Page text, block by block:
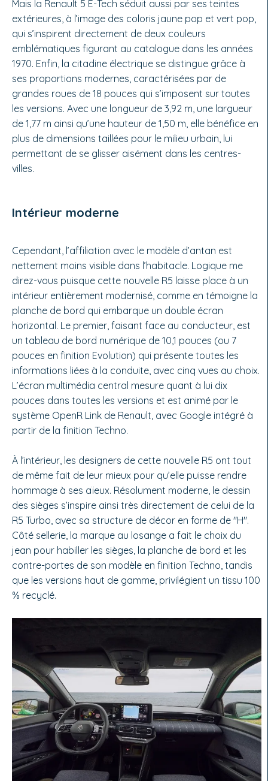
Mais la Renault 5 E-Tech séduit aussi par ses teintes
extérieures, à l’image des coloris jaune pop et vert pop,
qui s’inspirent directement de deux couleurs
emblématiques figurant au catalogue dans les années
1970. Enfin, la citadine électrique se distingue grâce à
ses proportions modernes, caractérisées par de
grandes roues de 18 pouces qui s’imposent sur toutes
les versions. Avec une longueur de 3,92 m, une largueur
de 1,77 m ainsi qu’une hauteur de 1,50 m, elle bénéfice en
plus de dimensions taillées pour le milieu urbain, lui
permettant de se glisser aisément dans les centres-
villes.
Intérieur moderne
Cependant, l’affiliation avec le modèle d’antan est
nettement moins visible dans l’habitacle. Logique me
direz-vous puisque cette nouvelle R5 laisse place à un
intérieur entièrement modernisé, comme en témoigne la
planche de bord qui embarque un double écran
horizontal. Le premier, faisant face au conducteur, est
un tableau de bord numérique de 10,1 pouces (ou 7
pouces en finition Evolution) qui présente toutes les
informations liées à la conduite, avec cinq vues au choix.
L’écran multimédia central mesure quant à lui dix
pouces dans toutes les versions et est animé par le
système OpenR Link de Renault, avec Google intégré à
partir de la finition Techno.
À l’intérieur, les designers de cette nouvelle R5 ont tout
de même fait de leur mieux pour qu’elle puisse rendre
hommage à ses aïeux. Résolument moderne, le dessin
des sièges s’inspire ainsi très directement de celui de la
R5 Turbo, avec sa structure de décor en forme de "H".
Côté sellerie, la marque au losange a fait le choix du
jean pour habiller les sièges, la planche de bord et les
contre-portes de son modèle en finition Techno, tandis
que les versions haut de gamme, privilégient un tissu 100
% recyclé.